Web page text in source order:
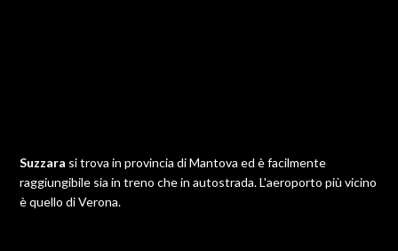
Suzzara si trova in provincia di Mantova ed è facilmente
raggiungibile sia in treno che in autostrada. L'aeroporto più vicino
è quello di Verona.